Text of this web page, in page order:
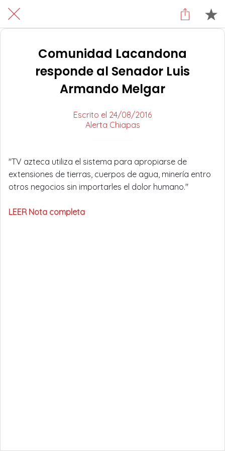
Comunidad Lacandona
responde al Senador Luis
Armando Melgar
Escrito el 24/08/2016
Alerta Chiapas
"TV azteca utiliza el sistema para apropiarse de
extensiones de tierras, cuerpos de agua, minería entro
otros negocios sin importarles el dolor humano."
LEER Nota completa